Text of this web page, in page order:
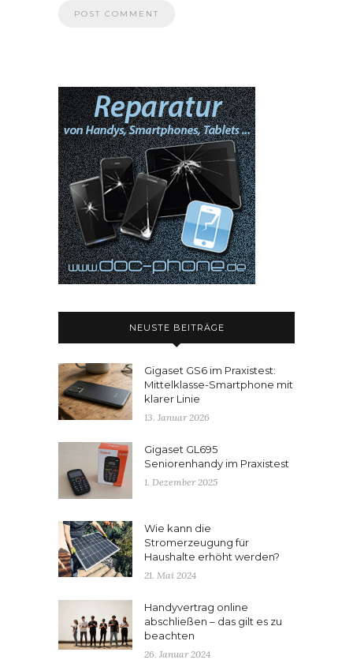
NEUSTE BEITRÄGE
Gigaset GS6 im Praxistest:
Mittelklasse-Smartphone mit
klarer Linie
13. Januar 2026
Gigaset GL695
Seniorenhandy im Praxistest
1. Dezember 2025
Wie kann die
Stromerzeugung für
Haushalte erhöht werden?
21. Mai 2024
Handyvertrag online
abschließen – das gilt es zu
beachten
26. Januar 2024